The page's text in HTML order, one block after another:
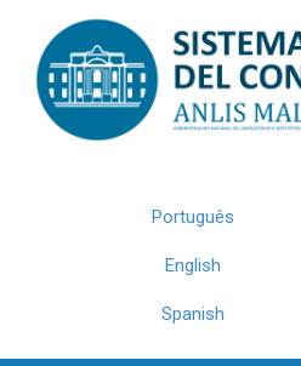
navigation
Português
English
Spanish